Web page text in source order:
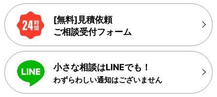
[無料]見積依頼
ご相談受付フォーム
小さな相談はLINEでも！
わずらわしい通知はございません